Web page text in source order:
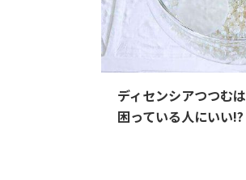
ディセンシアつつむ
困っている人にいい!?